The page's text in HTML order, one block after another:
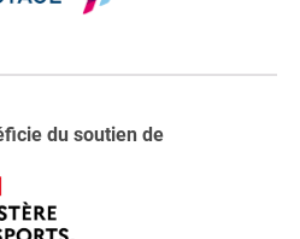
du soutien de